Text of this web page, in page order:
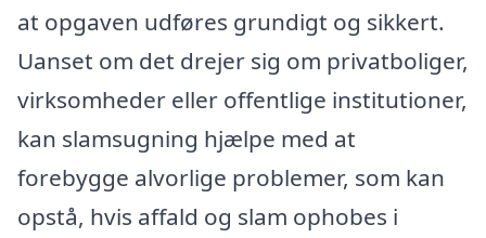
at opgaven udføres grundigt og sikkert.
Uanset om det drejer sig om privatboliger,
virksomheder eller offentlige institutioner,
kan slamsugning hjælpe med at
forebygge alvorlige problemer, som kan
opstå, hvis affald og slam ophobes i